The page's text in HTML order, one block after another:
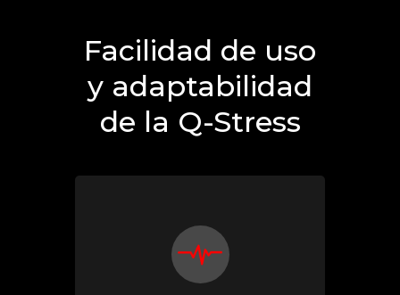
Facilidad de uso
y adaptabilidad
de la Q-Stress